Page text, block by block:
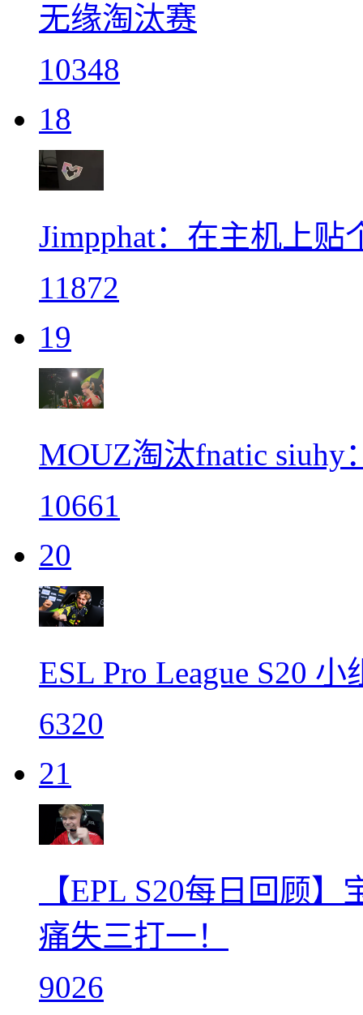
无缘淘汰赛
10348
18
Jimpphat：在主机上
11872
19
MOUZ淘汰fnatic siuhy
10661
20
ESL Pro League S20
6320
21
【EPL S20每日回顾
痛失三打一！
9026